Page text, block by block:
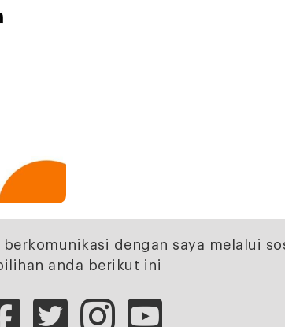
dengan saya melalui
anda berikut ini